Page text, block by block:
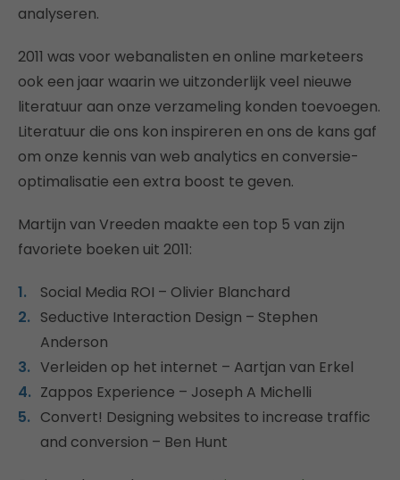
analyseren.
2011 was voor webanalisten en online marketeers
ook een jaar waarin we uitzonderlijk veel nieuwe
literatuur aan onze verzameling konden toevoegen.
Literatuur die ons kon inspireren en ons de kans gaf
om onze kennis van web analytics en conversie-
optimalisatie een extra boost te geven.
Martijn van Vreeden maakte een top 5 van zijn
favoriete boeken uit 2011:
Social Media ROI – Olivier Blanchard
Seductive Interaction Design – Stephen
Anderson
Verleiden op het internet – Aartjan van Erkel
Zappos Experience – Joseph A Michelli
Convert! Designing websites to increase traffic
and conversion – Ben Hunt